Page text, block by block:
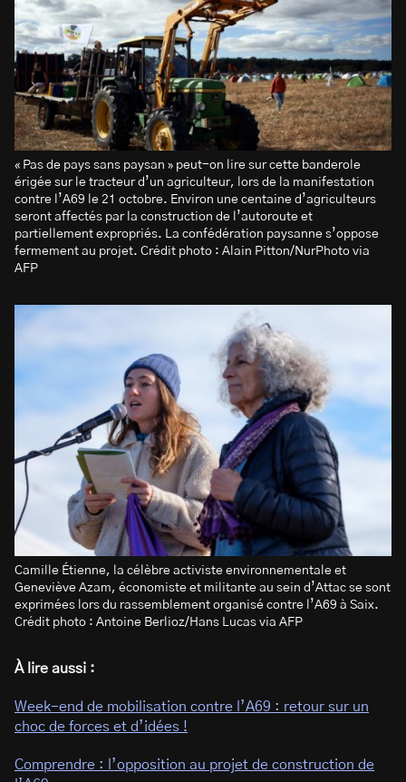
« Pas de pays sans paysan » peut-on lire sur cette banderole
érigée sur le tracteur d’un agriculteur, lors de la manifestation
contre l’A69 le 21 octobre. Environ une centaine d’agriculteurs
seront affectés par la construction de l’autoroute et
partiellement expropriés. La confédération paysanne s’oppose
fermement au projet. Crédit photo : Alain Pitton/NurPhoto via
AFP
Camille Étienne, la célèbre activiste environnementale et
Geneviève Azam, économiste et militante au sein d’Attac se sont
exprimées lors du rassemblement organisé contre l’A69 à Saix.
Crédit photo : Antoine Berlioz/Hans Lucas via AFP
À lire aussi :
Week-end de mobilisation contre l’A69 : retour sur un
choc de forces et d’idées !
Comprendre : l’opposition au projet de construction de